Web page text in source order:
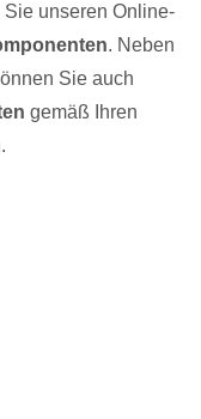
unseren Online-
. Neben
Sie auch
gemäß Ihren